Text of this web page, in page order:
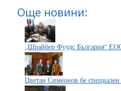
Още новини:
„Шрайбер Фуудс България“
Цветан Симеонов бе специален